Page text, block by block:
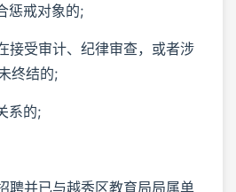
惩戒对象的;
接受审计、纪律审查，或者涉
终结的;
系的;
聘并已与越秀区教育局局属单